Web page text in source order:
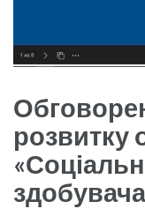
розвитку